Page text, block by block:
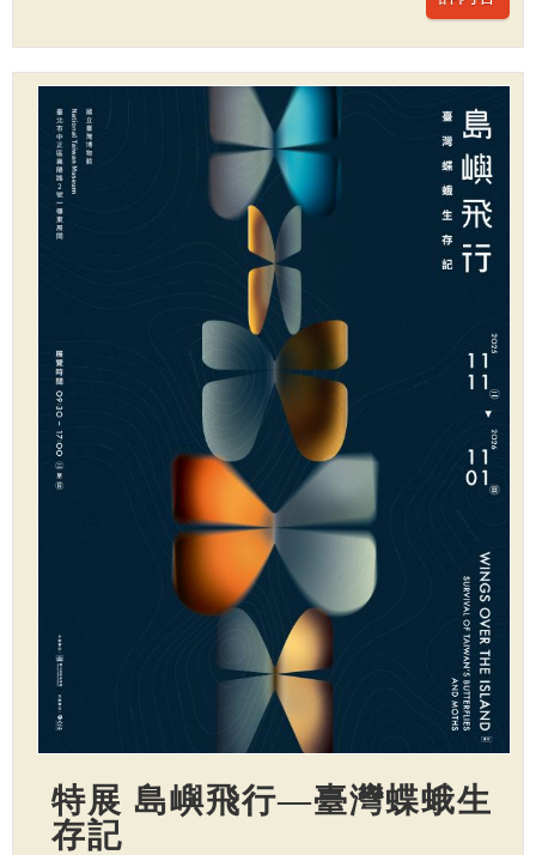
特展 島嶼飛行—臺灣蝶蛾生
存記